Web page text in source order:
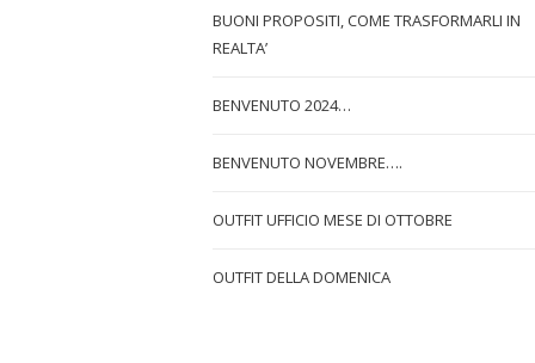
BUONI PROPOSITI, COME TRASFORMARLI IN
REALTA’
BENVENUTO 2024…
BENVENUTO NOVEMBRE….
OUTFIT UFFICIO MESE DI OTTOBRE
OUTFIT DELLA DOMENICA